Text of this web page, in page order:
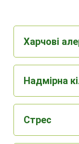
Харчові
Надмірна
Стрес